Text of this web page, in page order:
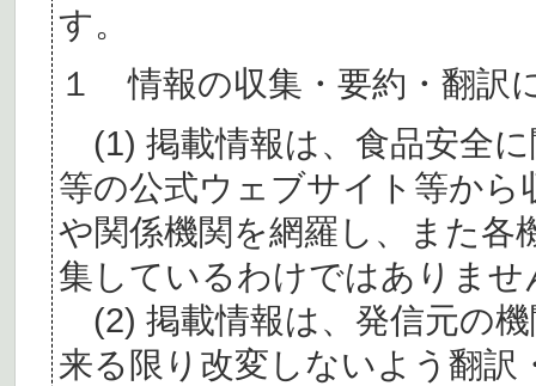
す。
１ 情報の収集・要約・翻訳
(1) 掲載情報は、食品安全
等の公式ウェブサイト等か
や関係機関を網羅し、また各
集しているわけではありませ
(2) 掲載情報は、発信元の
来る限り改変しないよう翻訳